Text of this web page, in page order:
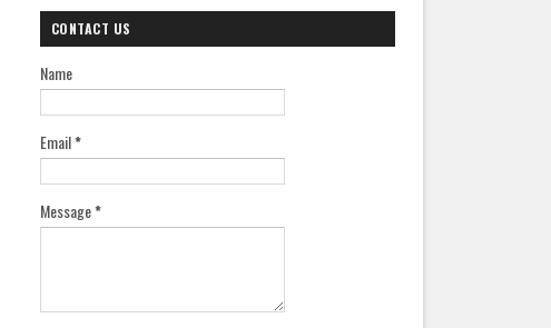
CONTACT US
Name
Email*
Message*